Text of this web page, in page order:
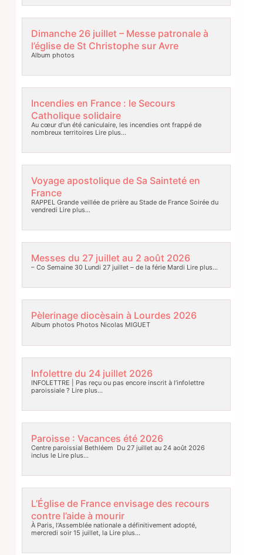
Dimanche 26 juillet – Messe patronale à
l’église de St Christophe sur Avre
Album photos
Incendies en France : le Secours
Catholique solidaire
Au cœur d’un été caniculaire, les incendies ont frappé de
nombreux territoires Lire plus…
Voyage apostolique de Sa Sainteté en
France
RAPPEL Grande veillée de prière au Stade de France Soirée du
vendredi Lire plus…
Messes du 27 juillet au 2 août 2026
– Co Semaine 30 Lundi 27 juillet – de la férie Mardi Lire plus…
Pèlerinage diocèsain à Lourdes 2026
Album photos Photos Nicolas MIGUET
Infolettre du 24 juillet 2026
INFOLETTRE | Pas reçu ou pas encore inscrit à l’infolettre
paroissiale ? Lire plus…
Paroisse : Vacances été 2026
Centre paroissial Bethléem Du 27 juillet au 24 août 2026
inclus leLire plus…
L’Église de France envisage des recours
contre l’aide à mourir
À Paris, l’Assemblée nationale a définitivement adopté,
mercredi soir 15 juillet, laLire plus…